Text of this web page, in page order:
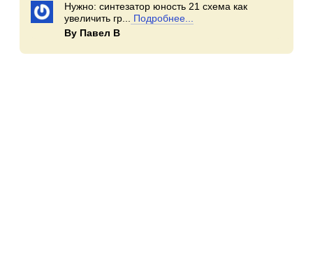
Нужно: синтезатор юность 21 схема как
увеличить гр...
Подробнее...
By Павел В